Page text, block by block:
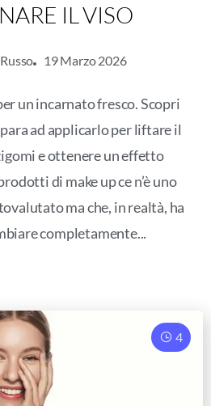
IL VISO
19 Marzo 2026
un incarnato fresco. Scopri
ad applicarlo per liftare il
e ottenere un effetto
di make up ce n’è uno
ma che, in realtà, ha
completamente...
4